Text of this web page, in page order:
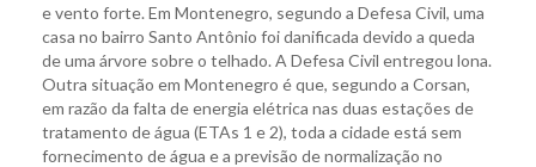
e vento forte. Em Montenegro, segundo a Defesa Civil, uma
casa no bairro Santo Antônio foi danificada devido a queda
de uma árvore sobre o telhado. A Defesa Civil entregou lona.
Outra situação em Montenegro é que, segundo a Corsan,
em razão da falta de energia elétrica nas duas estações de
tratamento de água (ETAs 1 e 2), toda a cidade está sem
fornecimento de água e a previsão de normalização no